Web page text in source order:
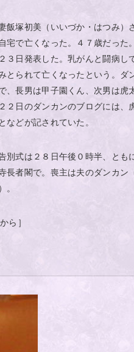
飯塚初美（いいづか・はつみ）
宅で亡くなった。４７歳だった
３日発表した。乳がんと闘病し
とられて亡くなったという。ダ
、長男は甲子園くん、次男は虎
２日のダンカンのブログには、
などが記されていた。
別式は２８日午後０時半、とも
長者閣で。喪主は夫のダンカン
。
ら］